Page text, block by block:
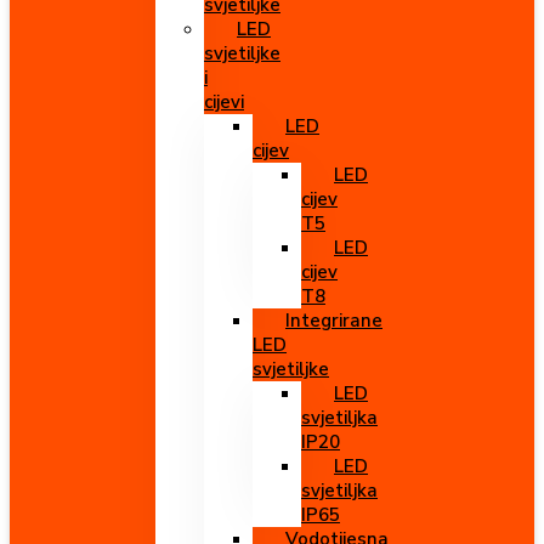
svjetiljke
LED
svjetiljke
i
cijevi
LED
cijev
LED
cijev
T5
LED
cijev
T8
Integrirane
LED
svjetiljke
LED
svjetiljka
IP20
LED
svjetiljka
IP65